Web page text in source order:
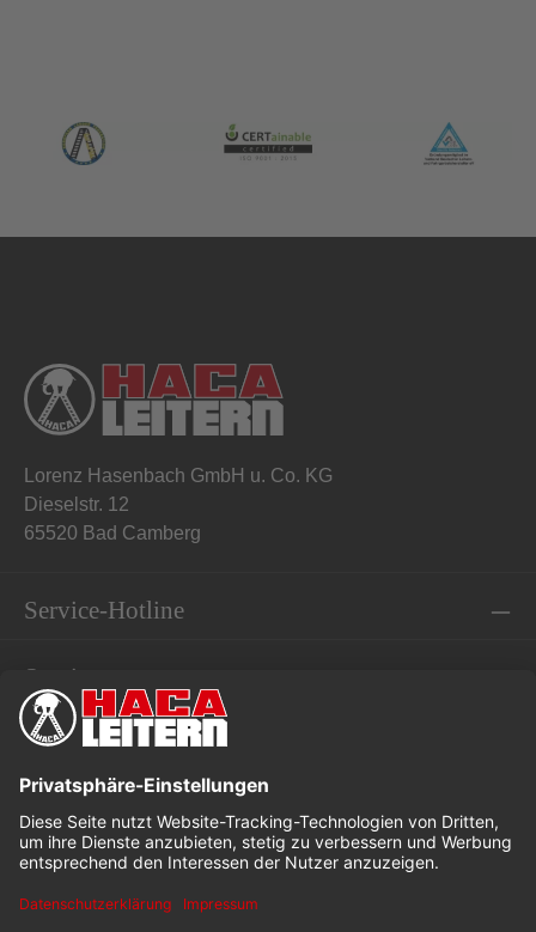
Lorenz Hasenbach GmbH u. Co. KG
Dieselstr. 12
65520 Bad Camberg
Service-Hotline
Service
Informationen
* Alle Preise exkl. gesetzl. Mehrwertsteuer